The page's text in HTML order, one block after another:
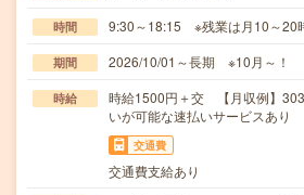
時間 9:30～18:15 ※残業は月10～20
期間 2026/10/01～長期 ※10月～！
時給
時給1500円＋交 【月収例】
いが可能な速払いサービスあり
交通費
交通費支給あり